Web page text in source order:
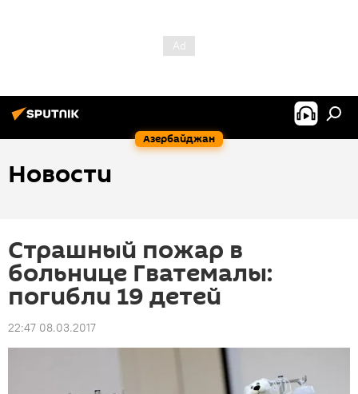
Азербайджан
Новости
Страшный пожар в
больнице Гватемалы:
погибли 19 детей
22:47 08.03.2017